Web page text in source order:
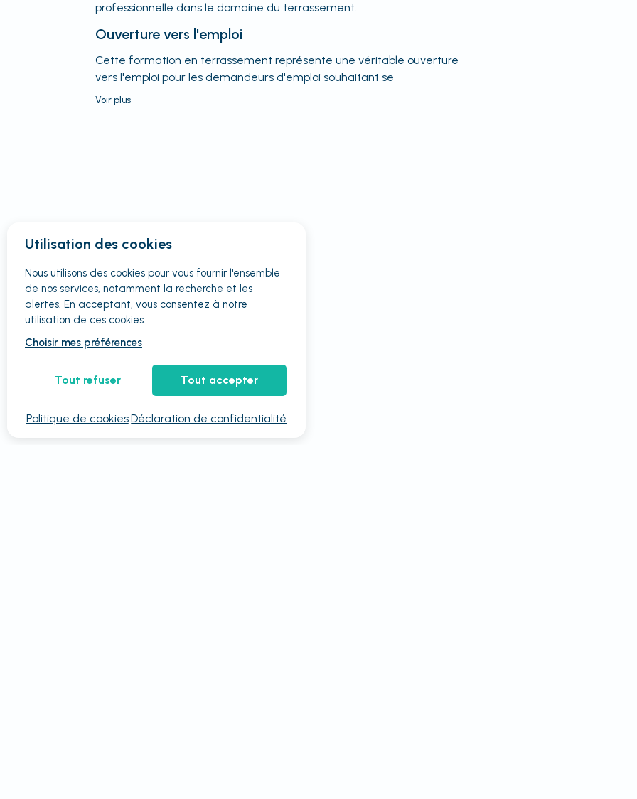
professionnelle dans le domaine du terrassement.
Ouverture vers l'emploi
Cette formation en terrassement représente une véritable ouverture
vers l'emploi pour les demandeurs d'emploi souhaitant se
Voirplus
Utilisation des cookies
Nous utilisons des cookies pour vous fournir l'ensemble
de nos services, notamment la recherche et les
alertes. En acceptant, vous consentez à notre
utilisation de ces cookies.
Choisir mes préférences
Tout refuser Tout accepter
Politique de cookiesDéclaration de confidentialité